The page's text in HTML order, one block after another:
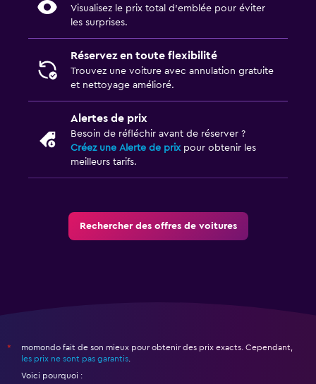
Visualisez le prix total d’emblée pour éviter
les surprises.
Réservez en toute flexibilité
Trouvez une voiture avec annulation gratuite
et nettoyage amélioré.
Alertes de prix
Besoin de réfléchir avant de réserver ?
Créez une Alerte de prixpour obtenir les
meilleurs tarifs.
Rechercher des offres de voitures
*
momondo fait de son mieux pour obtenir des prix exacts. Cependant,
les prix ne sont pas garantis
Voici pourquoi :